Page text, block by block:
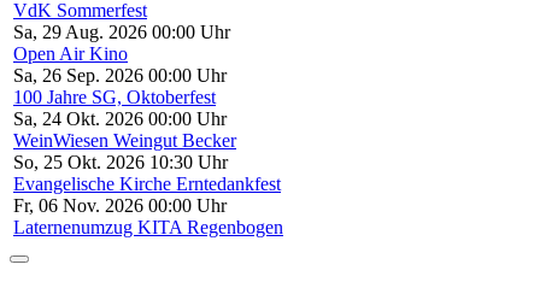
VdK Sommerfest
Sa, 29 Aug. 2026 00:00 Uhr
Open Air Kino
Sa, 26 Sep. 2026 00:00 Uhr
100 Jahre SG, Oktoberfest
Sa, 24 Okt. 2026 00:00 Uhr
WeinWiesen Weingut Becker
So, 25 Okt. 2026 10:30 Uhr
Evangelische Kirche Erntedankfest
Fr, 06 Nov. 2026 00:00 Uhr
Laternenumzug KITA Regenbogen